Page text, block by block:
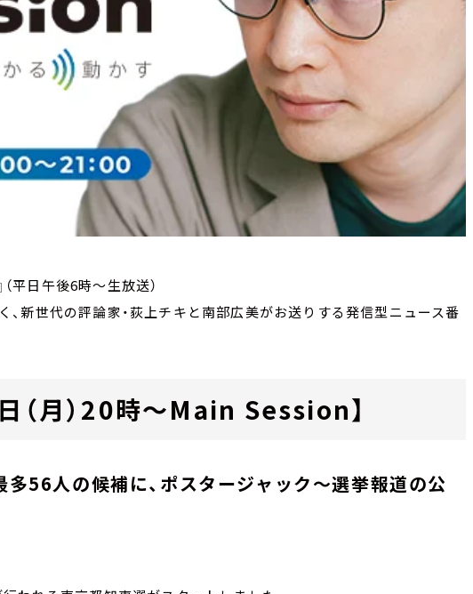
平日午後6時～生放送）
、新世代の評論家・荻上チキと南部広美がお送りする発信型ニュース番
（月）20時～Main Session】
多56人の候補に、ポスタージャック～選挙報道の公